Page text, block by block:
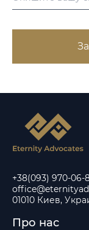
+38(093) 970-06-
01010 Киев,
Про нас